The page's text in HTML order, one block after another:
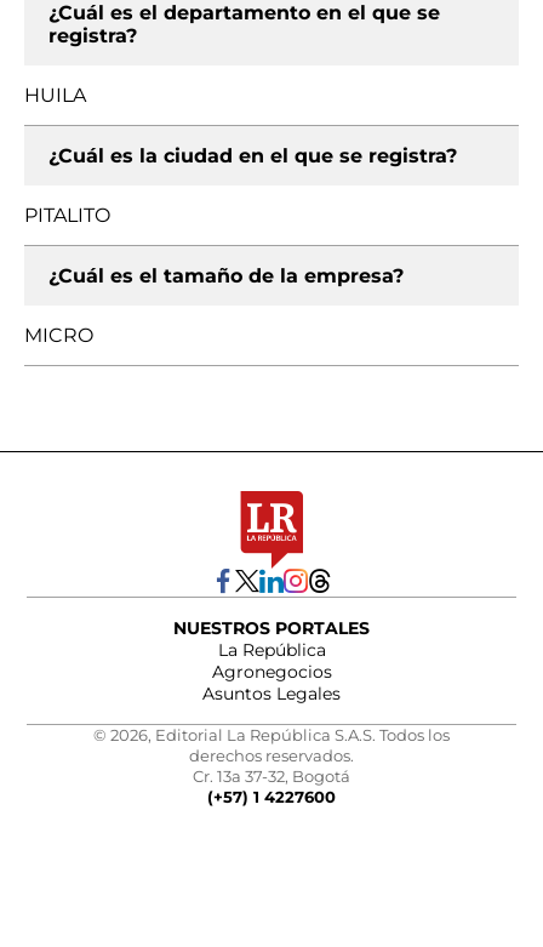
¿Cuál es el departamento en el que se
registra?
HUILA
¿Cuál es la ciudad en el que se registra?
PITALITO
¿Cuál es el tamaño de la empresa?
MICRO
NUESTROS PORTALES
La República
Agronegocios
Asuntos Legales
© 2026, Editorial La República S.A.S. Todos los
derechos reservados.
Cr. 13a 37-32, Bogotá
(+57) 1 4227600